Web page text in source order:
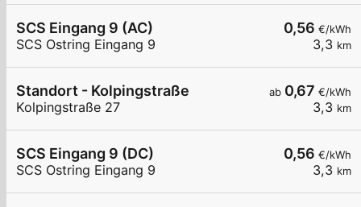
0,56 €/kWh
3,3 km
SCS Eingang 9 (AC)
SCS Ostring Eingang 9
ab 0,67 €/kWh
3,3 km
Standort - Kolpingstraße
Kolpingstraße 27
0,56 €/kWh
3,3 km
SCS Eingang 9 (DC)
SCS Ostring Eingang 9